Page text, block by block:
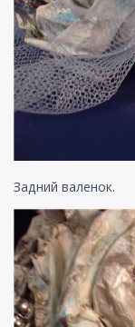
Задний валенок.